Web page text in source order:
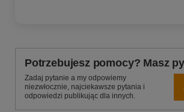
Potrzebujesz pomocy? Masz
Zadaj pytanie a my odpowiemy
niezwłocznie, najciekawsze pytania i
odpowiedzi publikując dla innych.